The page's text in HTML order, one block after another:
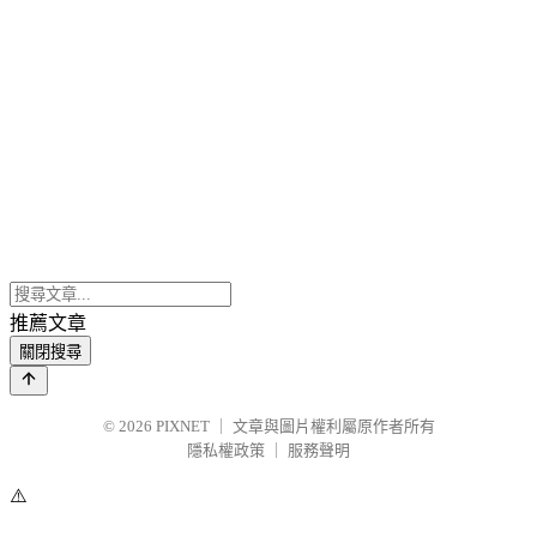
推薦文章
關閉搜尋
© 2026 PIXNET
文章與圖片權利屬原作者所有
隱私權政策
服務聲明
⚠️